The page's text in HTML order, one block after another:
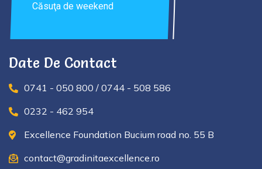
Căsuţa de weekend
Date De Contact
0741 - 050 800 / 0744 - 508 586
0232 - 462 954
Excellence Foundation Bucium road no. 55 B
contact@gradinitaexcellence.ro